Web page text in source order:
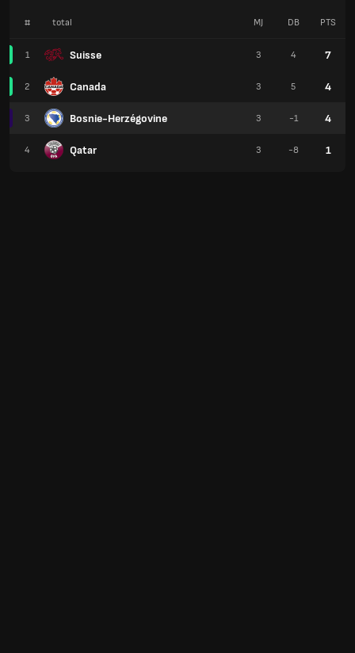
# total
1 Suisse
2 Canada
3 Bosnie-Herzégovine
4 Qatar
MJ DB PTS
3 4 7
3 5 4
3 -1 4
3 -8 1